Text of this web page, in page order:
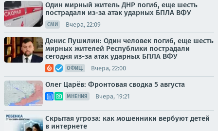
Один мирный житель ДНР погиб, еще шесть
пострадали из-за атак ударных БПЛА ВФУ
СМИ Вчера, 22:09
Денис Пушилин: Один человек погиб, еще шесть
мирных жителей Республики пострадали
сегодня из-за атак ударных БПЛА ВФУ
ОФИЦ. Вчера, 22:00
Олег Царёв: Фронтовая сводка 5 августа
МНЕНИЯ Вчера, 19:21
Скрытая угроза: как мошенники вербуют детей
в интернете